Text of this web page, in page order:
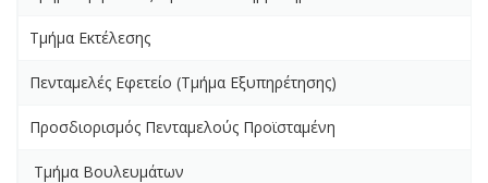
Τμήμα Εκτέλεσης
Πενταμελές Εφετείο (Τμήμα Εξυπηρέτησης)
Προσδιορισμός Πενταμελούς Προϊσταμένη
Τμήμα Βουλευμάτων